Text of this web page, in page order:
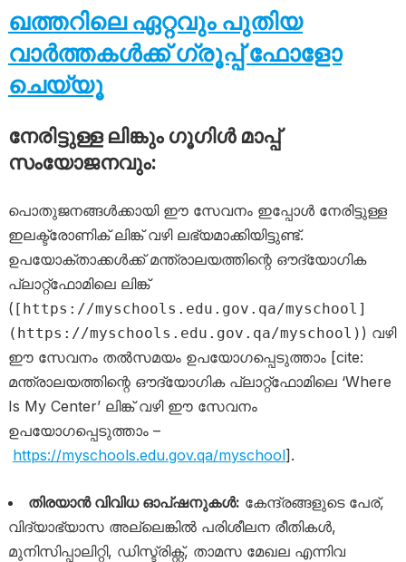
ഖത്തറിലെ ഏറ്റവും പുതിയ
വാർത്തകൾക്ക് ഗ്രൂപ്പ് ഫോളോ
ചെയ്യൂ
നേരിട്ടുള്ള ലിങ്കും ഗൂഗിൾ മാപ്പ്
സംയോജനവും:
പൊതുജനങ്ങൾക്കായി ഈ സേവനം ഇപ്പോൾ നേരിട്ടുള്ള
ഇലക്ട്രോണിക് ലിങ്ക് വഴി ലഭ്യമാക്കിയിട്ടുണ്ട്.
ഉപയോക്താക്കൾക്ക് മന്ത്രാലയത്തിന്റെ ഔദ്യോഗിക
പ്ലാറ്റ്‌ഫോമിലെ ലിങ്ക്
( [https://myschools.edu.gov.qa/myschool]
(https://myschools.edu.gov.qa/myschool) ) വഴി
ഈ സേവനം തൽസമയം ഉപയോഗപ്പെടുത്താം [cite:
മന്ത്രാലയത്തിന്റെ ഔദ്യോഗിക പ്ലാറ്റ്‌ഫോമിലെ ‘Where
Is My Center’ ലിങ്ക് വഴി ഈ സേവനം
ഉപയോഗപ്പെടുത്താം –
https://myschools.edu.gov.qa/myschool].
തിരയാൻ വിവിധ ഓപ്ഷനുകൾ: കേന്ദ്രങ്ങളുടെ പേര്,
വിദ്യാഭ്യാസ അല്ലെങ്കിൽ പരിശീലന രീതികൾ,
മുനിസിപ്പാലിറ്റി, ഡിസ്ട്രിക്റ്റ്, താമസ മേഖല എന്നിവ